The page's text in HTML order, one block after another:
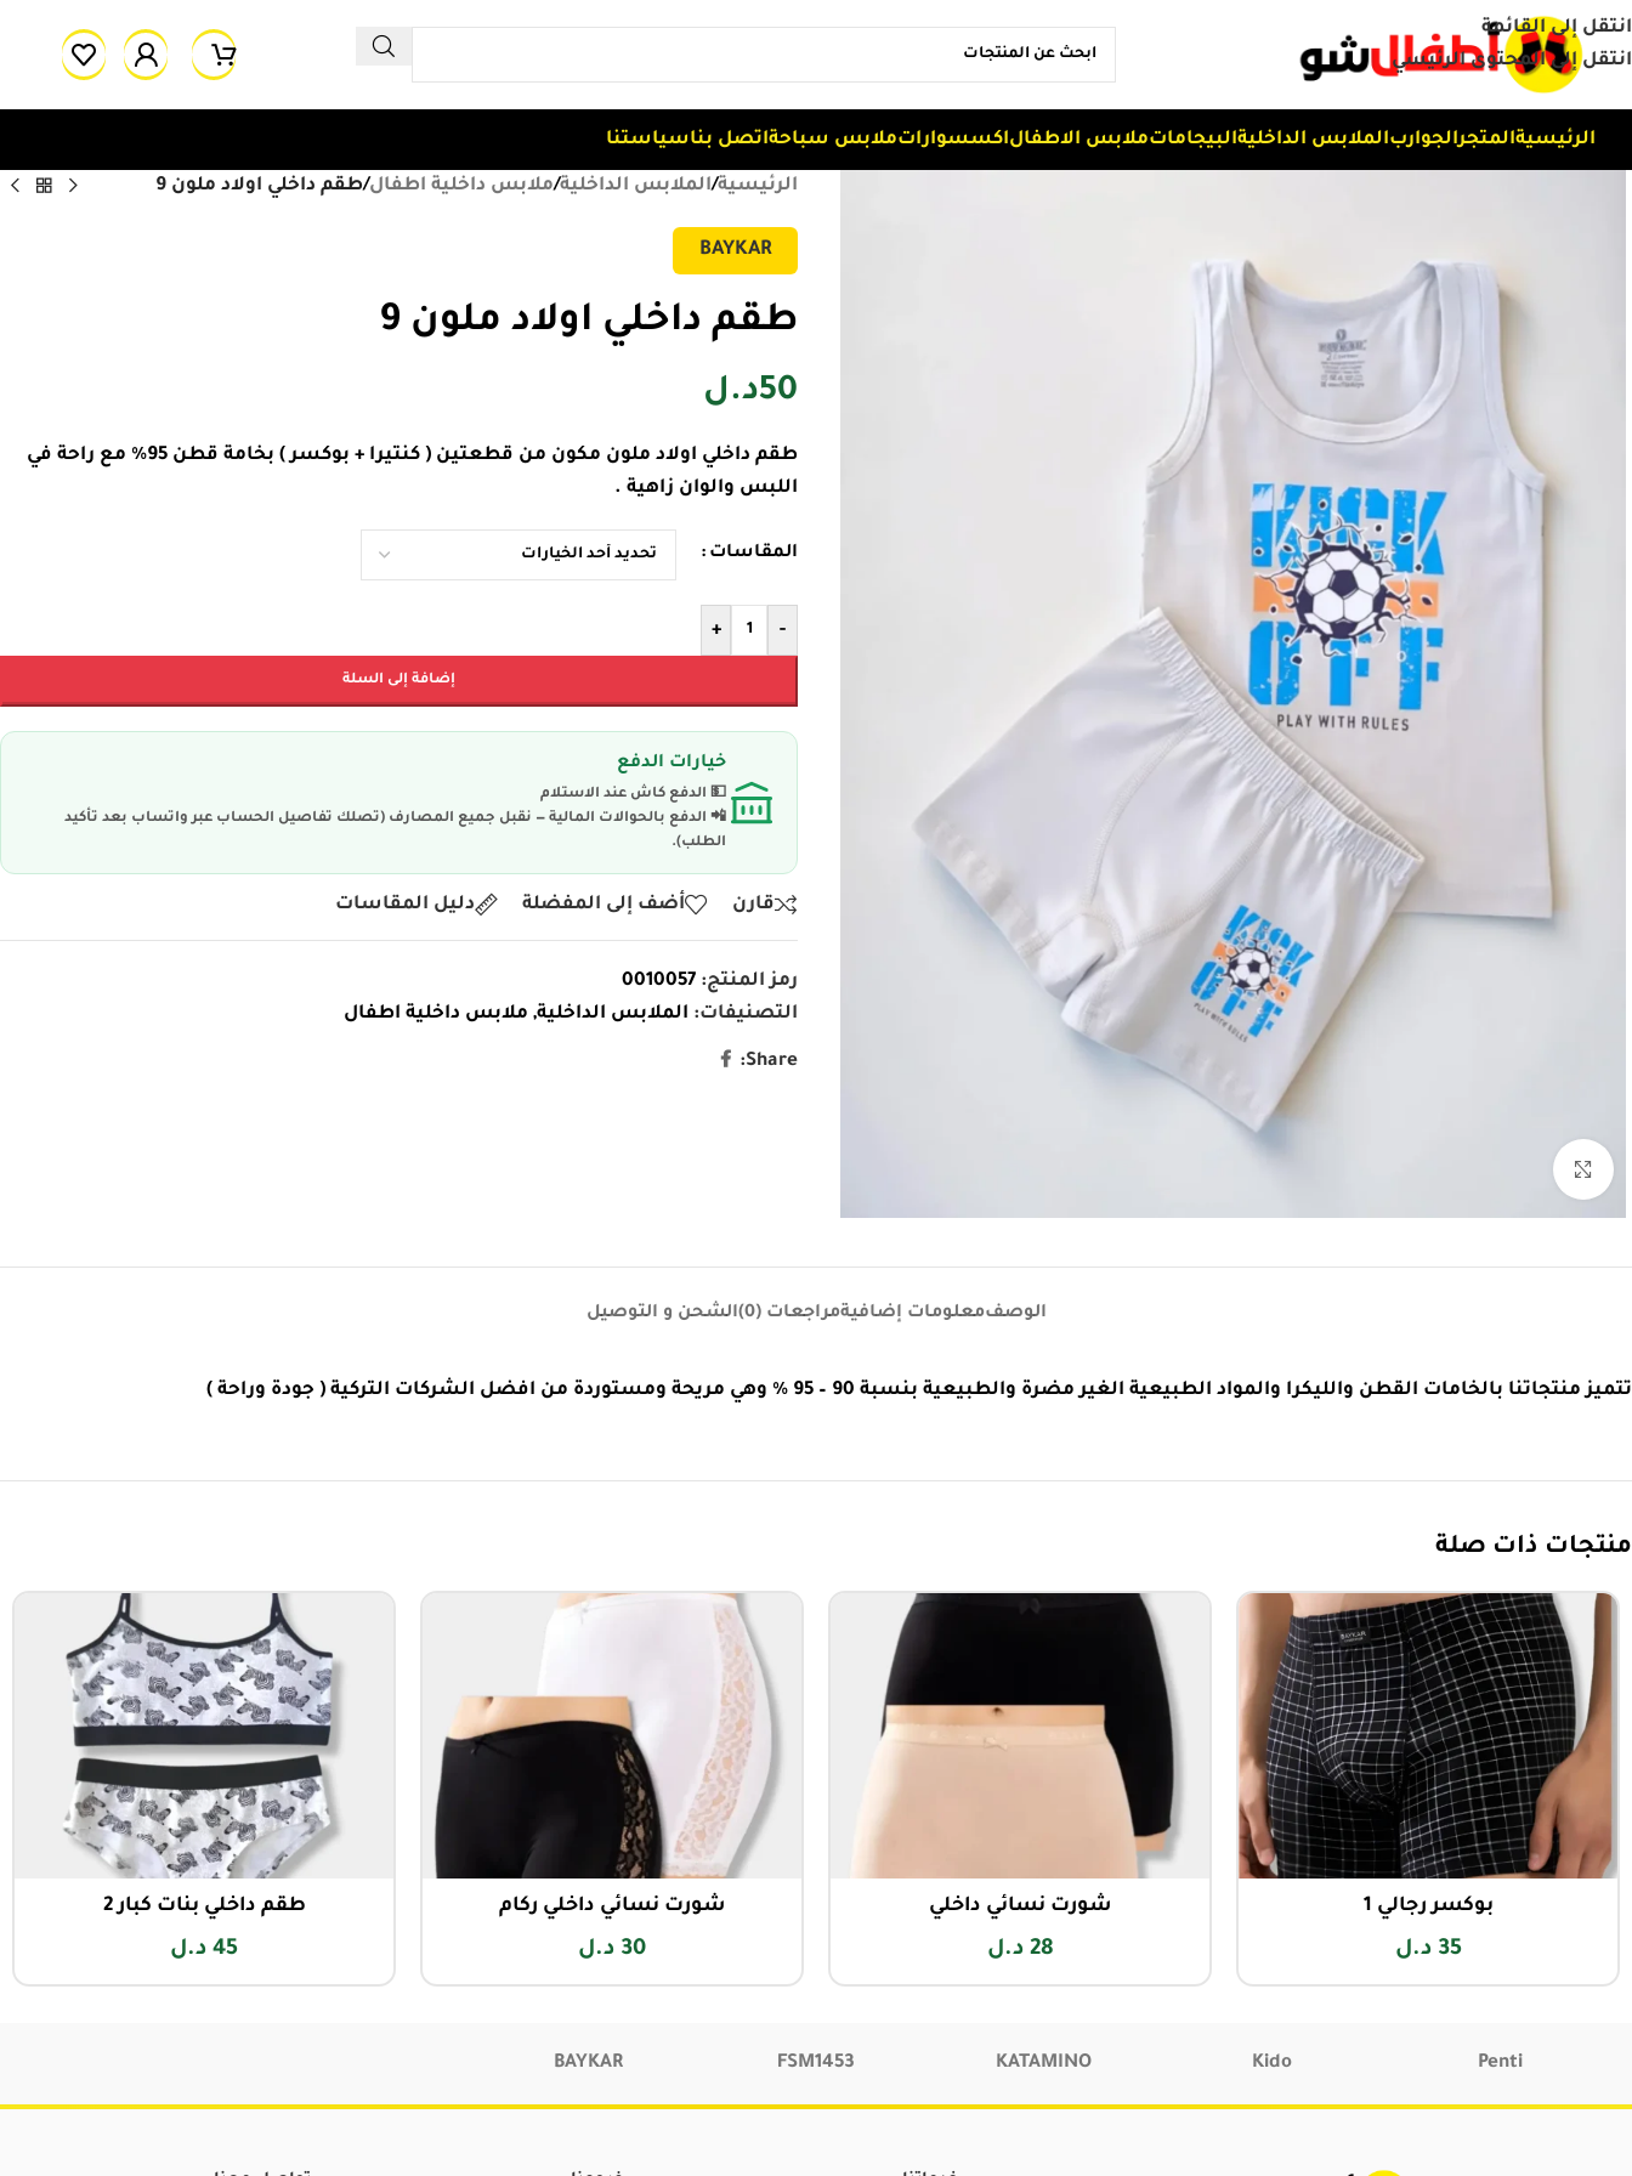
انتقل إلى القائمة
انتقل إلى المحتوى الرئيسي
الرئيسيةالمتجرالجواربالملابس الداخليةالبيجاماتملابس الاطفالاكسسواراتملابس سباحةاتصل بناسياستنا
الرئيسية/الملابس الداخلية/ملابس داخلية اطفال/طقم داخلي اولاد ملون 9
BAYKAR
طقم داخلي اولاد ملون 9
50د.ل
طقم داخلي اولاد ملون مكون من قطعتين ( كنتيرا + بوكسر ) بخامة قطن 95% مع راحة في
اللبس والوان زاهية .
المقاسات
-
+
إضافة إلى السلة
خيارات الدفع
💵 الدفع كاش عند الاستلام
📲 الدفع بالحوالات المالية — نقبل جميع المصارف (تصلك تفاصيل الحساب عبر واتساب بعد تأكيد
الطلب).
قارن أضف إلى المفضلة دليل المقاسات
رمز المنتج: 0010057
التصنيفات: الملابس الداخلية, ملابس داخلية اطفال
Share:
الوصفمعلومات إضافيةمراجعات (0) الشحن و التوصيل
تتميز منتجاتنا بالخامات القطن والليكرا والمواد الطبيعية الغير مضرة والطبيعية بنسبة 90 – 95 % وهي مريحة ومستوردة من افضل الشركات التركية ( جودة وراحة )
منتجات ذات صلة
بوكسر رجالي 1
35 د.ل
شورت نسائي داخلي
28 د.ل
شورت نسائي داخلي ركام
30 د.ل
طقم داخلي بنات كبار 2
45 د.ل
Penti
Kido
KATAMINO
FSM1453
BAYKAR